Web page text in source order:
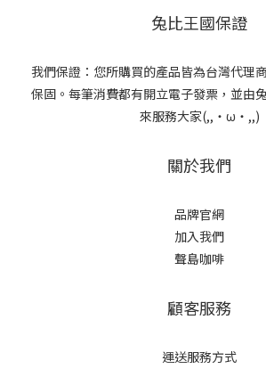
兔比王國保證
我們保證：您所購買的產品皆為台灣代理
保固。每筆消費都有開立電子發票，並由
來服務大家(,,・ω・,,)
關於我們
品牌官網
加入我們
聲島咖啡
顧客服務
運送服務方式